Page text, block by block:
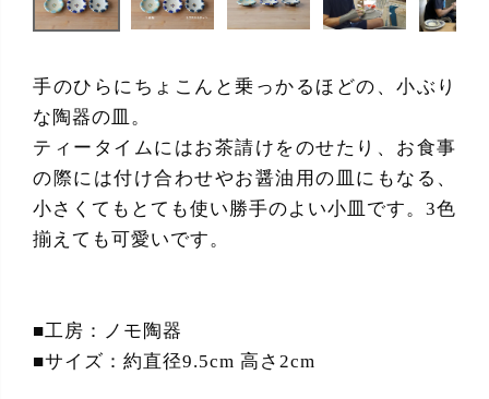
手のひらにちょこんと乗っかるほどの、小ぶり
な陶器の皿。
ティータイムにはお茶請けをのせたり、お食事
の際には付け合わせやお醤油用の皿にもなる、
小さくてもとても使い勝手のよい小皿です。3色
揃えても可愛いです。
■工房：ノモ陶器
■サイズ：約直径9.5cm 高さ2cm